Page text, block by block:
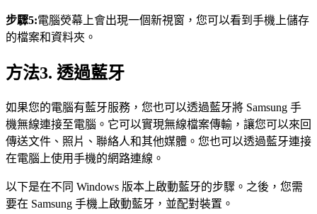
步驟5:電腦熒幕上會出現一個新視窗，您可以看到手機上儲存
的檔案和資料夾。
方法3. 透過藍牙
如果您的電腦有藍牙服務，您也可以透過藍牙將 Samsung 手
機無線連接至電腦。它可以實現無線檔案傳輸，讓您可以來回
傳送文件、照片、聯絡人和其他媒體。您也可以透過藍牙連接
在電腦上使用手機的網路連線。
以下是在不同 Windows 版本上啟動藍牙的步驟。之後，您需
要在 Samsung 手機上啟動藍牙，並配對裝置。